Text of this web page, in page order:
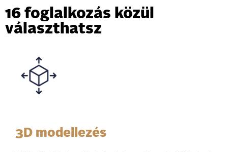
16 foglalkozás közül
választhatsz
3D modellezés